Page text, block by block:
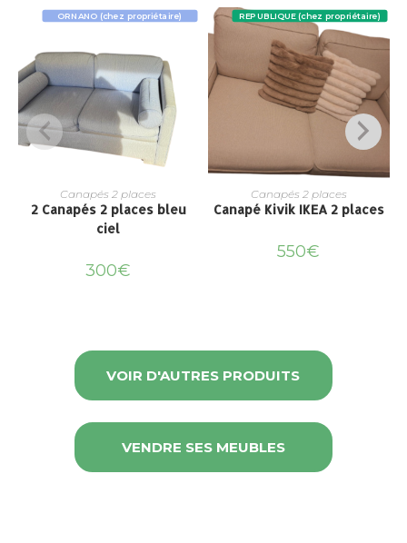
ORNANO (chez propriétaire)
Canapés 2 places
2 Canapés 2 places bleu
ciel
300€
REPUBLIQUE (chez propriétaire)
Canapés 2 places
Canapé Kivik IKEA 2 places
550€
VOIR D'AUTRES PRODUITS
VENDRE SES MEUBLES